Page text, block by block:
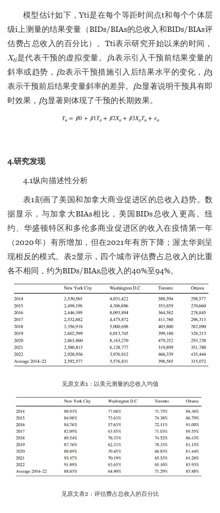
模型估计如下，Yti是在每个等距时间点t和每个个体层
级i上测量的结果变量（BIDs/BIAs的总收入和BIDs/BIAs评
估费占总收入的百分比）。Tti表示研究开始以来的时间，
Xti是代表干预的虚拟变量。 β1表示引入干预前结果变量的
斜率或趋势， β2表示干预措施引入后结果水平的变化， β3
表示干预前后结果变量斜率的差异。 β2显著说明干预具有即
时效果， β3显著则体现了干预的长期效果。
4.研究发现
4.1纵向描述性分析
表1刻画了美国和加拿大商业促进区的总收入趋势。数
据显示，与加拿大BIAs相比，美国BIDs总收入更高。纽
约、华盛顿特区和多伦多商业促进区的收入在疫情第一年
（2020年）有所增加，但在2021年有所下降；渥太华则呈
现相反的模式。表2显示，四个城市评估费占总收入的比重
各不相同，约为BIDs/BIAs总收入的40%至94%。
见原文表1：以美元测量的总收入均值
见原文表2：评估费占总收入的百分比